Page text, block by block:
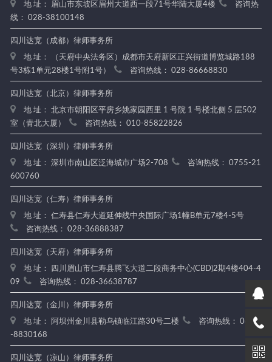
地 址： 眉山市东坡区眉州大道西一段71号华陆大厦4楼
咨询热
线： 028-38100148
四川达宽（成都）律师事务所
地 址： （天府中央法务区）成都市天府新区正兴街道博览城路188
号3栋1单元28楼1号附1号）
咨询热线： 028-86668830
四川达宽（北京）律师事务所
地 址： 北京市朝阳区平房乡姚家园西里 1 号院 1 号楼北侧 5 层502
室（青北大厦）
咨询热线： 010-85822826
四川达宽（深圳）律师事务所
地 址： 深圳市南山区泛海城市广场2-708
咨询热线： 0755-21
600760
四川达宽（仁寿）律师事务所
地 址： 仁寿县仁寿大道延伸线中央国际广场1幢B单元7楼4-5号
咨询热线： 028-36888387
四川达宽（天府）律师事务所
地 址： 四川眉山市仁寿县腾飞大道二段商务中心(CBD)2期4楼404-4
09
咨询热线： 028-36638787
四川达宽（金川）律师事务所
地 址： 阿坝州金川县勒乌镇临江路30号二楼
咨询热线： 0837
-8830168
四川达宽（凉山）律师事务所